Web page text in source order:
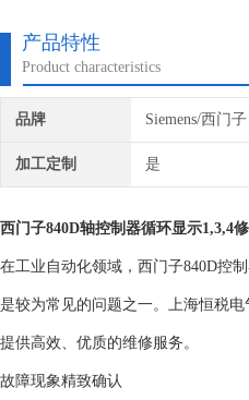
产品特性
Product characteristics
品牌 Siemens/西门子
加工定制 是
西门子840D轴控制器循环显示1,3,4
在工业自动化领域，西门子840D控
是较为常见的问题之一。上海恒税
提供高效、优质的维修服务。
故障现象精致确认